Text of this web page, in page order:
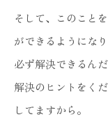
そして、このこと
ができるようにな
必ず解決できるんだ
解決のヒントをく
してますから。